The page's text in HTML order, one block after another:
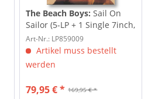
The Beach Boys: Sail On
Sailor (5-LP + 1 Single 7inch,
Super...
Art-Nr.: LP859009
Artikel muss bestellt
werden
169,95 € *
79,95 € *